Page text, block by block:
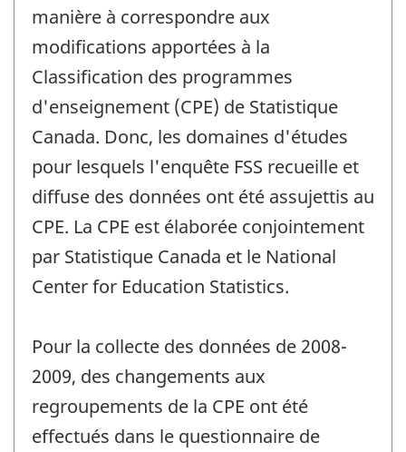
manière à correspondre aux
modifications apportées à la
Classification des programmes
d'enseignement (CPE) de Statistique
Canada. Donc, les domaines d'études
pour lesquels l'enquête FSS recueille et
diffuse des données ont été assujettis au
CPE. La CPE est élaborée conjointement
par Statistique Canada et le National
Center for Education Statistics.
Pour la collecte des données de 2008-
2009, des changements aux
regroupements de la CPE ont été
effectués dans le questionnaire de